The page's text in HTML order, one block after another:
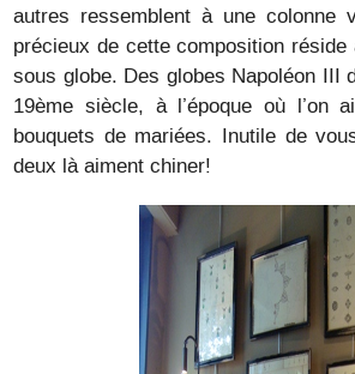
autres ressemblent à une colonne
précieux de cette composition
sous globe. Des globes Napoléon III
19ème siècle, à l’époque où l’on
bouquets de mariées. Inutile de
deux là aiment chiner!